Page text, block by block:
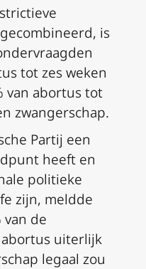
is
tot zes weken
van abortus tot
zwangerschap.
Partij een
heeft en
politieke
zijn, meldde
van de
uiterlijk
legaal zou